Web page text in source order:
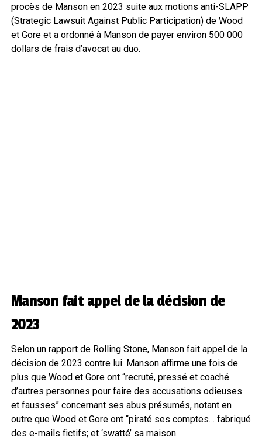
procès de Manson en 2023 suite aux motions anti-SLAPP
(Strategic Lawsuit Against Public Participation) de Wood
et Gore et a ordonné à Manson de payer environ 500 000
dollars de frais d’avocat au duo.
Manson fait appel de la décision de
2023
Selon un rapport de Rolling Stone, Manson fait appel de la
décision de 2023 contre lui. Manson affirme une fois de
plus que Wood et Gore ont “recruté, pressé et coaché
d’autres personnes pour faire des accusations odieuses
et fausses” concernant ses abus présumés, notant en
outre que Wood et Gore ont “piraté ses comptes… fabriqué
des e-mails fictifs; et ‘swatté’ sa maison.